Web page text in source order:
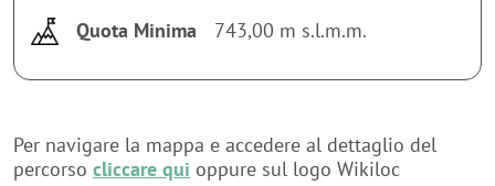
Quota Minima
743,00 m s.l.m.m.
Per navigare la mappa e accedere al dettaglio del
percorso cliccare qui oppure sul logo Wikiloc